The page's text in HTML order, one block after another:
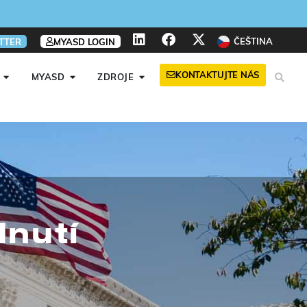
MYASD LOGIN ČEŠTINA
MYASD ZDROJE KONTAKTUJTE NÁS